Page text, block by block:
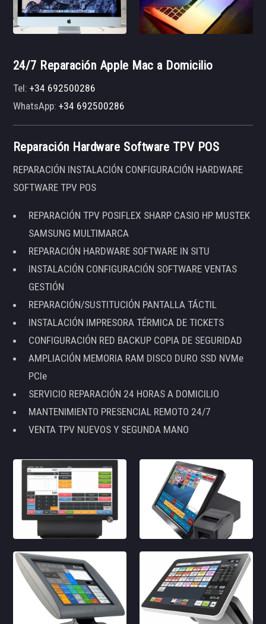
24/7 Reparación Apple Mac a Domicilio
Tel:+34 692500286
WhatsApp:+34 692500286
Reparación Hardware Software TPV POS
REPARACIÓN INSTALACIÓN CONFIGURACIÓN HARDWARE
SOFTWARE TPV POS
REPARACIÓN TPV POSIFLEX SHARP CASIO HP MUSTEK
SAMSUNG MULTIMARCA
REPARACIÓN HARDWARE SOFTWARE IN SITU
INSTALACIÓN CONFIGURACIÓN SOFTWARE VENTAS
GESTIÓN
REPARACIÓN/SUSTITUCIÓN PANTALLA TÁCTIL
INSTALACIÓN IMPRESORA TÉRMICA DE TICKETS
CONFIGURACIÓN RED BACKUP COPIA DE SEGURIDAD
AMPLIACIÓN MEMORIA RAM DISCO DURO SSD NVMe
PCIe
SERVICIO REPARACIÓN 24 HORAS A DOMICILIO
MANTENIMIENTO PRESENCIAL REMOTO 24/7
VENTA TPV NUEVOS Y SEGUNDA MANO